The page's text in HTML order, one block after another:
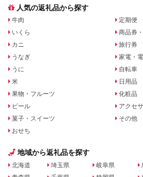
人気の返礼品から探す
牛肉
いくら
カニ
うなぎ
うに
米
果物・フルーツ
ビール
菓子・スイーツ
おせち
定期便
商品券
旅行券
家電・
自転車
日用品
化粧品
アクセ
その他
地域から返礼品を探す
北海道
埼玉県
岐阜県